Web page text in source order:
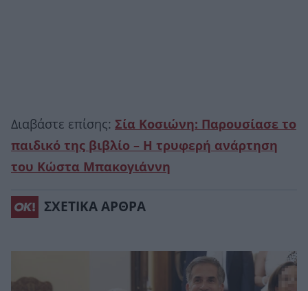
Διαβάστε επίσης: Σία Κοσιώνη: Παρουσίασε το
παιδικό της βιβλίο – Η τρυφερή ανάρτηση
του Κώστα Μπακογιάννη
ΣΧΕΤΙΚΑ ΑΡΘΡΑ